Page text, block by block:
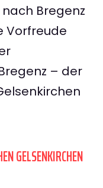
Bregenz
Vorfreude
– der
GELSENKIRCHEN